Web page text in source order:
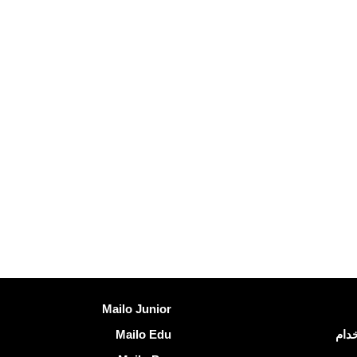
اكتشف Mailo
Mailo Junior
Mailo Edu